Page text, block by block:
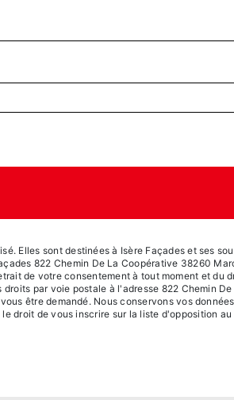
Elles sont destinées à Isère Façades et ses
822 Chemin De La Coopérative 38260
de votre consentement à tout moment et du
par voie postale à l'adresse 822 Chemin De
être demandé. Nous conservons vos
droit de vous inscrire sur la liste d'opposition